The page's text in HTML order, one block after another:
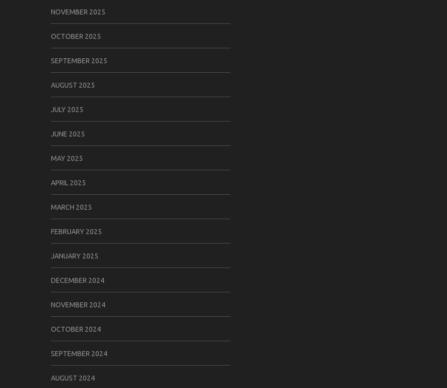
NOVEMBER 2025
OCTOBER 2025
SEPTEMBER 2025
AUGUST 2025
JULY 2025
JUNE 2025
MAY 2025
APRIL 2025
MARCH 2025
FEBRUARY 2025
JANUARY 2025
DECEMBER 2024
NOVEMBER 2024
OCTOBER 2024
SEPTEMBER 2024
AUGUST 2024